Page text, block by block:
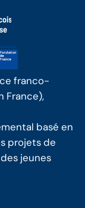
franco-
France),
basé en
projets de
jeunes